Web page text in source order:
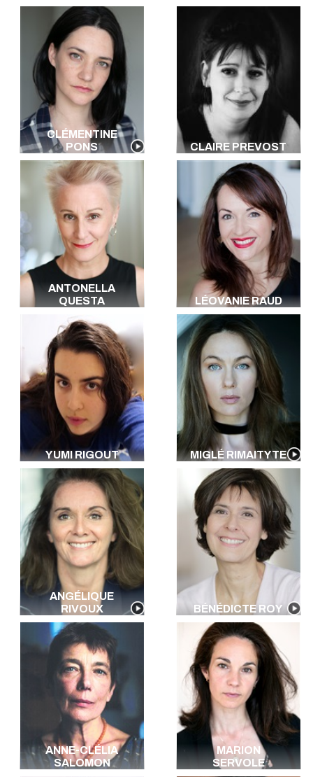
CLÉMENTINE
PONS
CLAIRE PREVOST
ANTONELLA
QUESTA
LÉOVANIE RAUD
YUMI RIGOUT MIGLÉ RIMAITYTE
ANGÉLIQUE
RIVOUX
BÉNÉDICTE ROY
ANNE-CLÉLIA
SALOMON
MARION
SERVOLE